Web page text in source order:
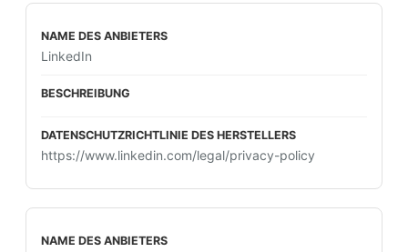
LinkedIn
https://www.linkedin.com/legal/privacy-policy